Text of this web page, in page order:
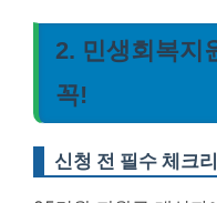
2. 민생회복지
꼭!
신청 전 필수 체크